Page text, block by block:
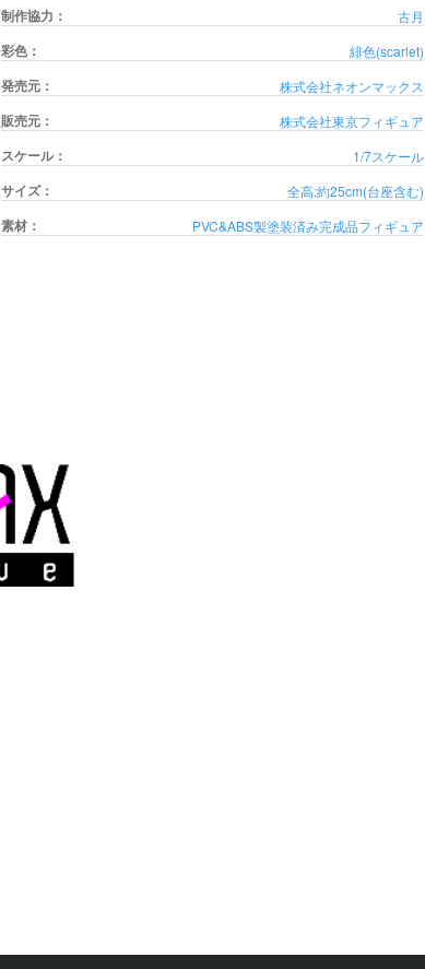
制作協力： 古月
彩色： 緋色(scarlet)
発売元： 株式会社ネオンマックス
販売元： 株式会社東京フィギュア
スケール： 1/7スケール
サイズ： 全高:約25cm(台座含む)
素材： PVC&ABS製塗装済み完成品フィギュア